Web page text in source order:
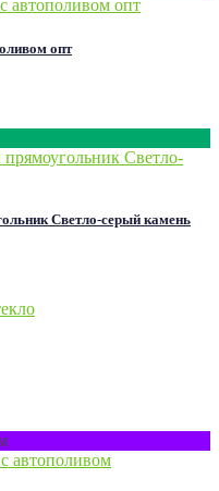
опт
Светло-серый камень